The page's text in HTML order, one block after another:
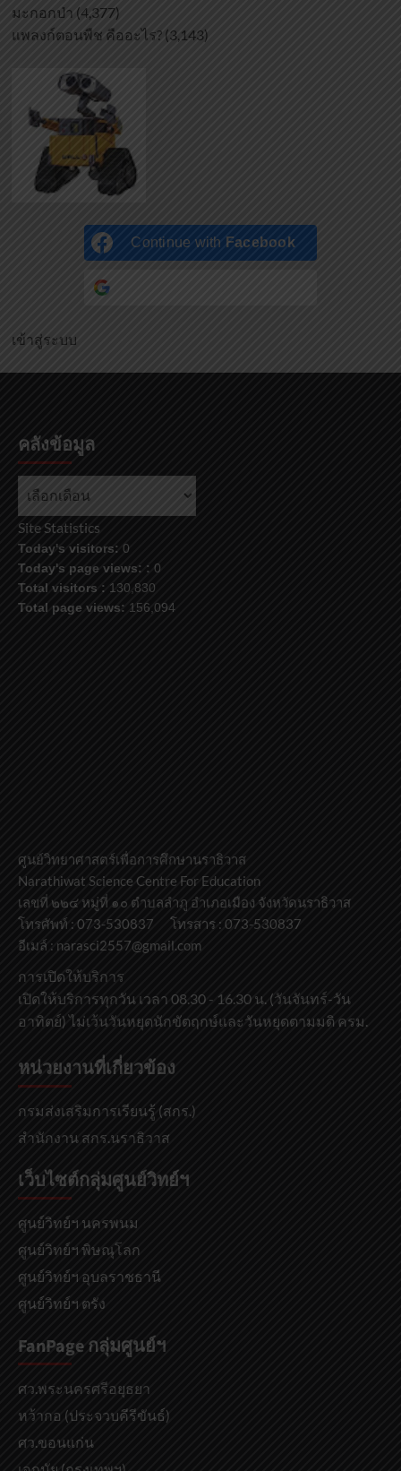
มะกอกป่า (4,377)
แพลงก์ตอนพืช คืออะไร? (3,143)
Continue with Facebook
เข้าสู่ระบบ
คลังข้อมูล
คลัง
Site Statistics
Today's visitors: 0
Today's page views: : 0
Total visitors : 130,830
Total page views: 156,094
ศูนย์วิทยาศาสตร์เพื่อการศึกษานราธิวาส
Narathiwat Science Centre For Education
เลขที่ ๒๒๔ หมู่ที่ ๑๐ ตำบลลำภู อำเภอเมือง จังหวัดนราธิวาส
โทรศัพท์ : 073-530837 โทรสาร : 073-530837
อีเมล์ : narasci2557@gmail.com
การเปิดให้บริการ
เปิดให้บริการทุกวัน เวลา 08.30 - 16.30 น. (วันจันทร์-วัน
อาทิตย์) ไม่เว้นวันหยุดนักขัตฤกษ์และวันหยุดตามมติ ครม.
หน่วยงานที่เกี่ยวข้อง
กรมส่งเสริมการเรียนรู้ (สกร.)
สำนักงาน สกร.นราธิวาส
เว็บไซต์กลุ่มศูนย์วิทย์ฯ
ศูนย์วิทย์ฯ นครพนม
ศูนย์วิทย์ฯ พิษณุโลก
ศูนย์วิทย์ฯ อุบลราชธานี
ศูนย์วิทย์ฯ ตรัง
FanPage กลุ่มศูนย์ฯ
ศว.พระนครศรีอยุธยา
หว้ากอ (ประจวบคีรีขันธ์)
ศว.ขอนแก่น